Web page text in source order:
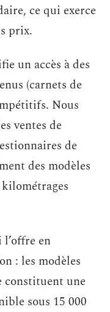
ce qui exerce
prix.
un accès à des
(carnets de
Nous
ventes de
de
des modèles
en
: les modèles
constituent une
sous 15 000